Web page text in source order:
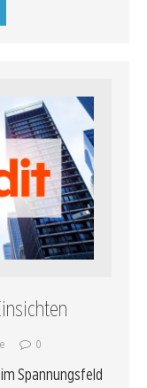
0
Spannungsfeld